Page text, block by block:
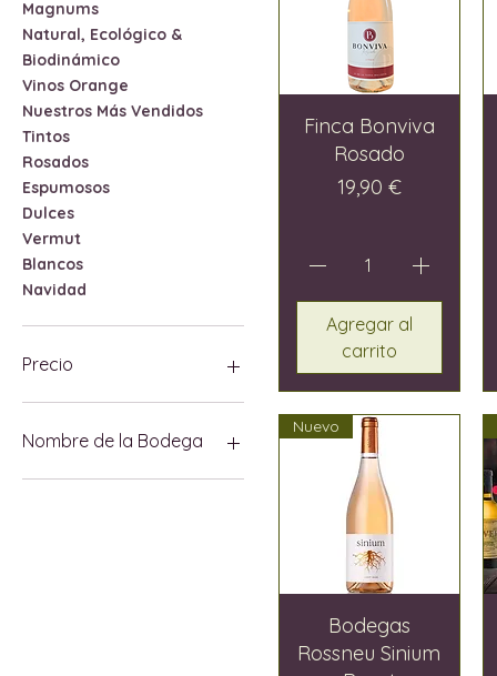
Magnums
Natural, Ecológico &
Biodinámico
Vinos Orange
Nuestros Más Vendidos
Tintos
Rosados
Espumosos
Dulces
Vermut
Blancos
Navidad
Precio
8 €
Nombre de la Bodega
15 Mil Gotes
Finca Bonviva
Rosado
Precio
19,90 €
Agregar al
carrito
Nuevo
Bodegas
Rossneu Sinium